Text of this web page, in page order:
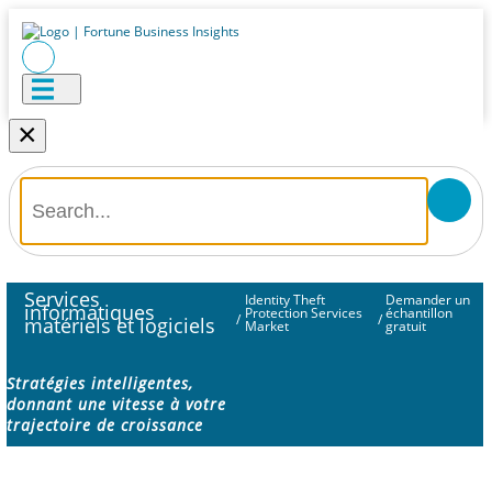
×
Services
informatiques
matériels et logiciels /
Identity Theft
Protection Services
Market /
Demander un
échantillon
gratuit
Stratégies intelligentes,
donnant une vitesse à votre
trajectoire de croissance